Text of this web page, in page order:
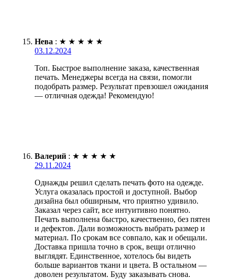
Нева : ★ ★ ★ ★ ★
03.12.2024
Топ. Быстрое выполнение заказа, качественная
печать. Менеджеры всегда на связи, помогли
подобрать размер. Результат превзошел ожидания
— отличная одежда! Рекомендую!
Валерий : ★ ★ ★ ★ ★
29.11.2024
Однажды решил сделать печать фото на одежде.
Услуга оказалась простой и доступной. Выбор
дизайна был обширным, что приятно удивило.
Заказал через сайт, все интуитивно понятно.
Печать выполнена быстро, качественно, без пятен
и дефектов. Дали возможность выбрать размер и
материал. По срокам все совпало, как и обещали.
Доставка пришла точно в срок, вещи отлично
выглядят. Единственное, хотелось бы видеть
больше вариантов ткани и цвета. В остальном —
доволен результатом. Буду заказывать снова.